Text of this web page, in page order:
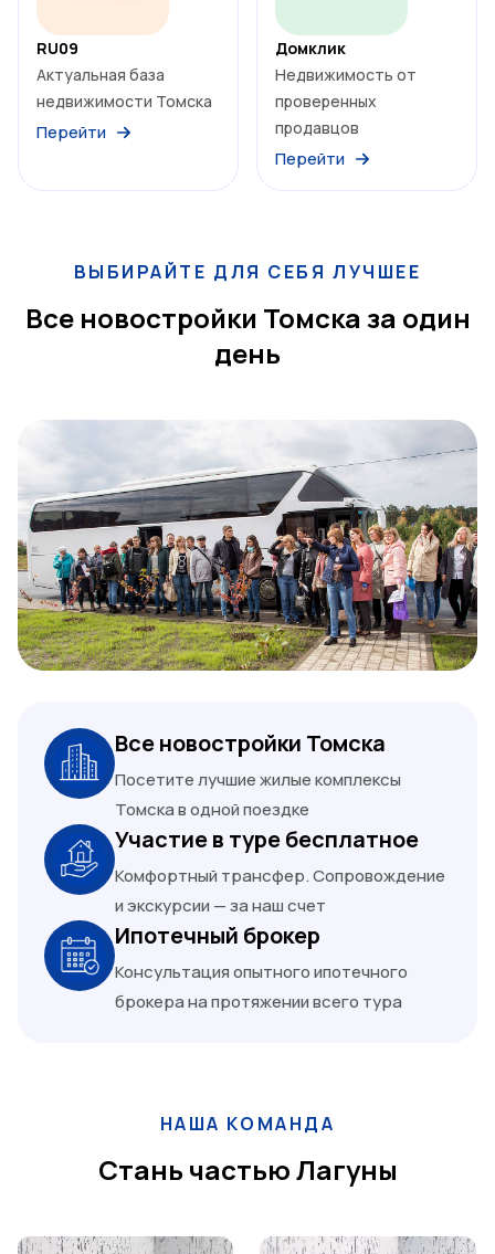
RU09
Актуальная база
недвижимости Томска
Перейти
Домклик
Недвижимость от
проверенных
продавцов
Перейти
ВЫБИРАЙТЕ ДЛЯ СЕБЯ ЛУЧШЕЕ
Все новостройки Томска за один
день
Все новостройки Томска
Посетите лучшие жилые комплексы
Томска в одной поездке
Участие в туре бесплатное
Комфортный трансфер. Сопровождение
и экскурсии — за наш счет
Ипотечный брокер
Консультация опытного ипотечного
брокера на протяжении всего тура
НАША КОМАНДА
Стань частью Лагуны